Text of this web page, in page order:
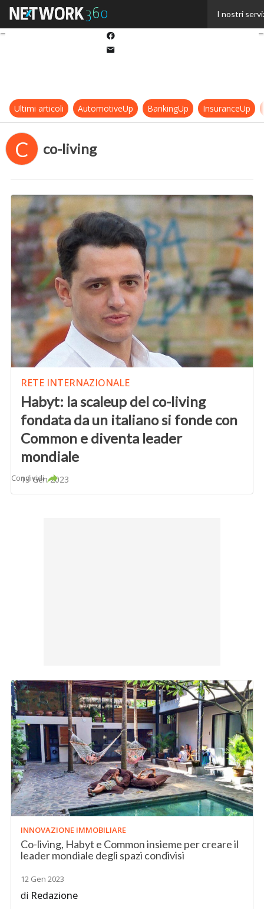
I nostri
Ultimi articoli AutomotiveUp BankingUp InsuranceUp
C co-living
RETE INTERNAZIONALE
Habyt: la scaleup del co-living
fondata da un italiano si fonde con
Common e diventa leader
mondiale
13 Gen 2023
Condividi
INNOVAZIONE IMMOBILIARE
Co-living, Habyt e Common insieme per creare il
leader mondiale degli spazi condivisi
12 Gen 2023
di Redazione